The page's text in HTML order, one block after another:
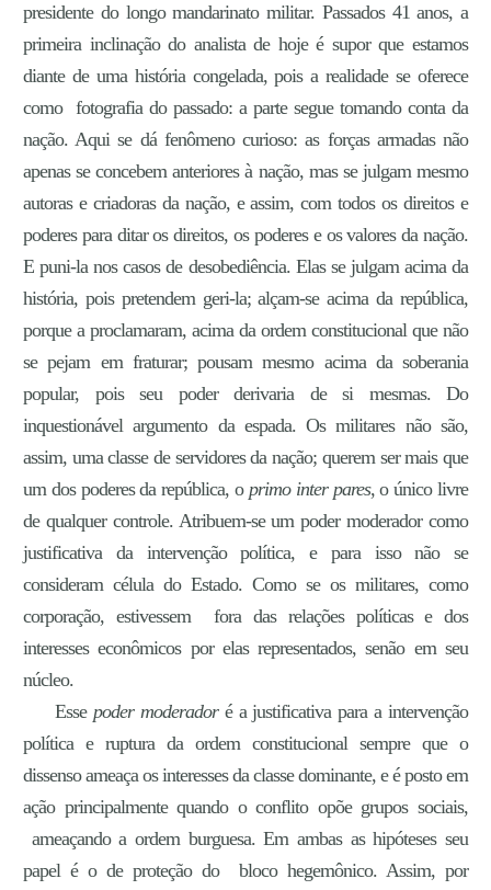
presidente do longo mandarinato militar. Passados 41 anos, a
primeira inclinação do analista de hoje é supor que estamos
diante de uma história congelada, pois a realidade se oferece
como fotografia do passado: a parte segue tomando conta da
nação. Aqui se dá fenômeno curioso: as forças armadas não
apenas se concebem anteriores à nação, mas se julgam mesmo
autoras e criadoras da nação, e assim, com todos os direitos e
poderes para ditar os direitos, os poderes e os valores da nação.
E puni-la nos casos de desobediência. Elas se julgam acima da
história, pois pretendem geri-la; alçam-se acima da república,
porque a proclamaram, acima da ordem constitucional que não
se pejam em fraturar; pousam mesmo acima da soberania
popular, pois seu poder derivaria de si mesmas. Do
inquestionável argumento da espada. Os militares não são,
assim, uma classe de servidores da nação; querem ser mais que
um dos poderes da república, o primo inter pares, o único livre
de qualquer controle. Atribuem-se um poder moderador como
justificativa da intervenção política, e para isso não se
consideram célula do Estado. Como se os militares, como
corporação, estivessem fora das relações políticas e dos
interesses econômicos por elas representados, senão em seu
núcleo.
Esse poder moderadoré a justificativa para a intervenção
política e ruptura da ordem constitucional sempre que o
dissenso ameaça os interesses da classe dominante, e é posto em
ação principalmente quando o conflito opõe grupos sociais,
ameaçando a ordem burguesa. Em ambas as hipóteses seu
papel é o de proteção do bloco hegemônico. Assim, por